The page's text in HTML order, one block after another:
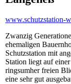
www.schutzstation-
Zwanzig
ehemaligen
Schutzstation mit
Station liegt auf
ringsumher freien
eine sehr gut